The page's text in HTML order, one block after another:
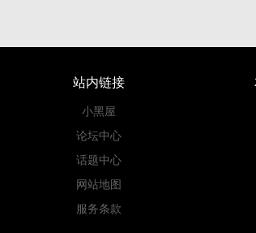
站内链接
小黑屋
论坛中心
话题中心
网站地图
服务条款